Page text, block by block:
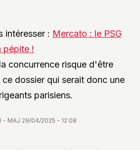
intéresser : Mercato : le PSG
pépite !
concurrence risque d'être
dossier qui serait donc une
parisiens.
- MAJ 29/04/2025 - 12:08